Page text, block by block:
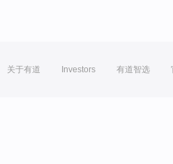
关于有道 Investors 有道智选